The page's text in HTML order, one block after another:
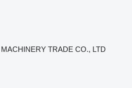
TRADE CO., LTD